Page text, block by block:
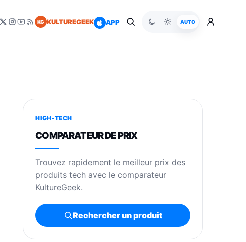
KG KULTUREGEEK APP AUTO
HIGH-TECH
COMPARATEUR DE PRIX
Trouvez rapidement le meilleur prix des
produits tech avec le comparateur
KultureGeek.
Rechercher un produit